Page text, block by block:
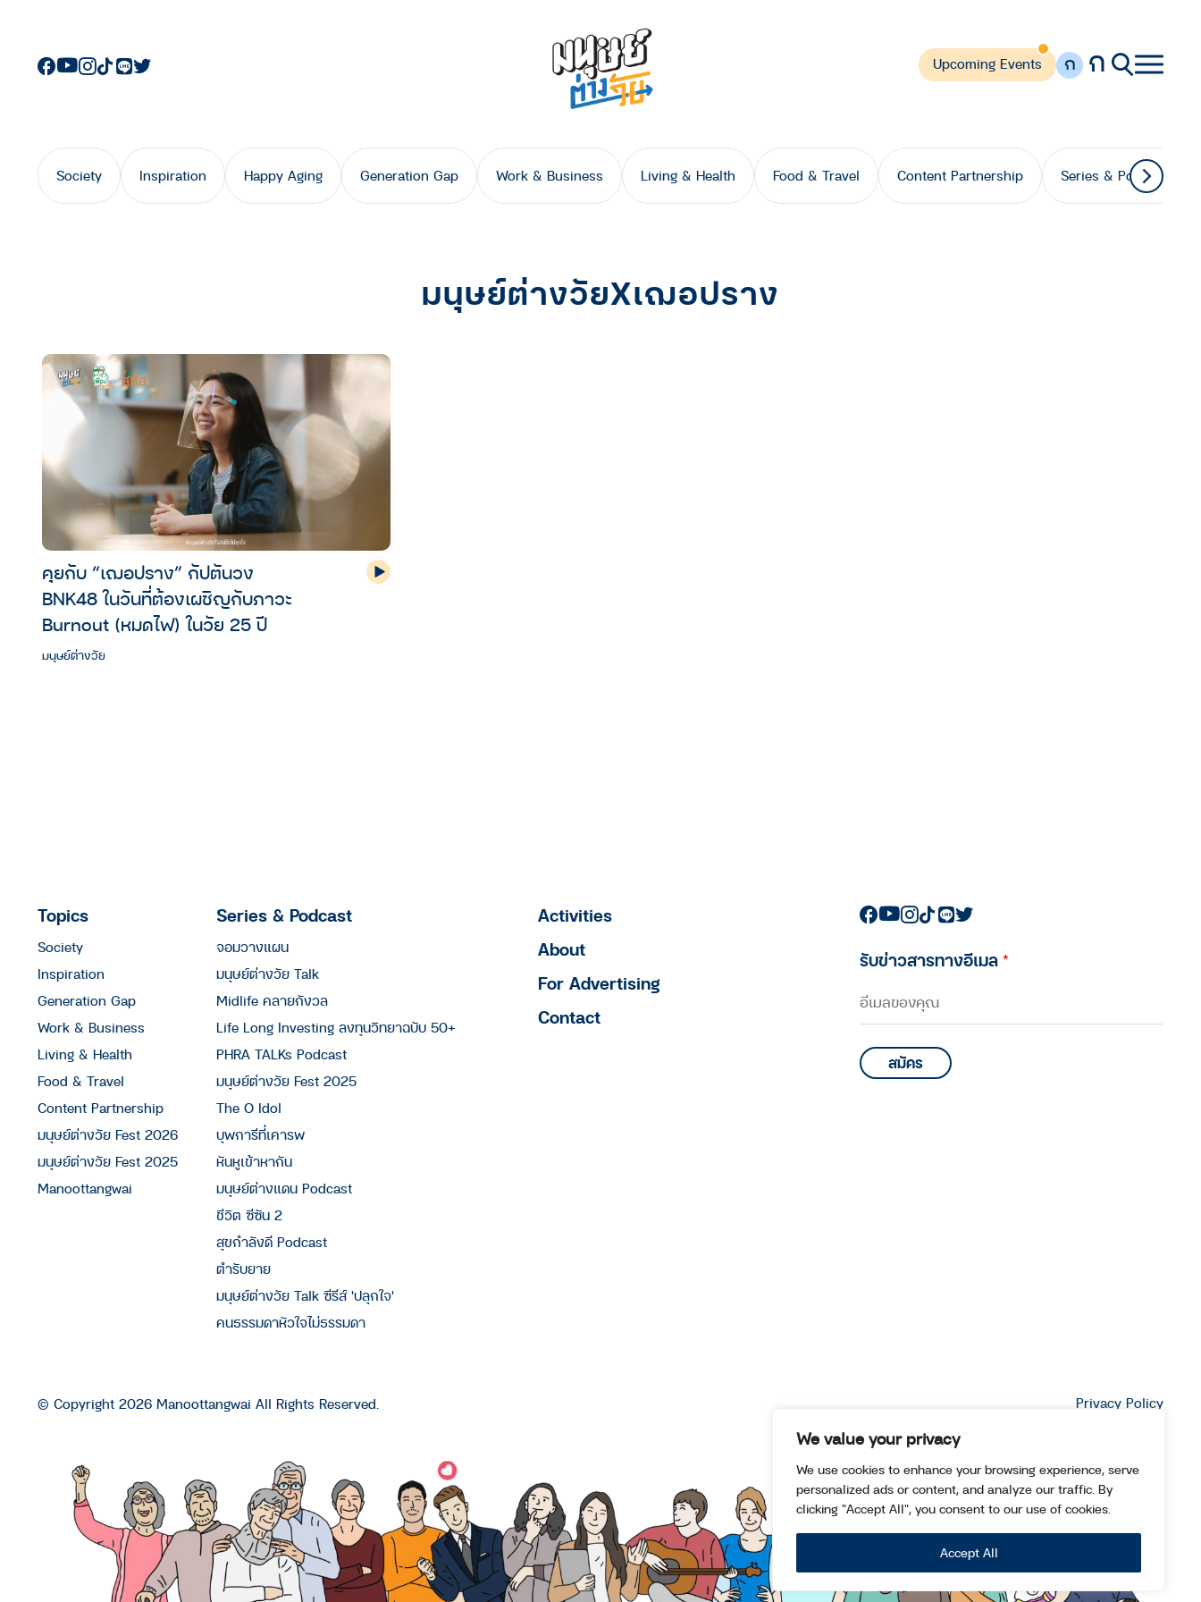
We value your privacy
We use cookies to enhance your browsing experience, serve
personalized ads or content, and analyze our traffic. By
clicking "Accept All", you consent to our use of cookies.
Accept All
Upcoming Events ก ก
Society Inspiration Happy Aging Generation Gap Work & Business Living & Health Food & Travel Content Partnership Series & Podcast
มนุษย์ต่างวัยXเฌอปราง
คุยกับ “เฌอปราง” กัปตันวง
BNK48 ในวันที่ต้องเผชิญกับภาวะ
Burnout (หมดไฟ) ในวัย 25 ปี
มนุษย์ต่างวัย
Topics
Society
Inspiration
Generation Gap
Work & Business
Living & Health
Food & Travel
Content Partnership
มนุษย์ต่างวัย Fest 2026
มนุษย์ต่างวัย Fest 2025
Manoottangwai
Series & Podcast
จอมวางแผน
มนุษย์ต่างวัย Talk
Midlife คลายกังวล
Life Long Investing ลงทุนวิทยาฉบับ 50+
PHRA TALKs Podcast
มนุษย์ต่างวัย Fest 2025
The O Idol
บุพการีที่เคารพ
หันหูเข้าหากัน
มนุษย์ต่างแดน Podcast
ชีวิต ซีซัน 2
สุขกำลังดี Podcast
ตำรับยาย
มนุษย์ต่างวัย Talk ซีรีส์ 'ปลุกใจ'
คนธรรมดาหัวใจไม่ธรรมดา
Activities
About
For Advertising
Contact
รับข่าวสารทางอีเมล*
© Copyright 2026 Manoottangwai All Rights Reserved. Privacy Policy